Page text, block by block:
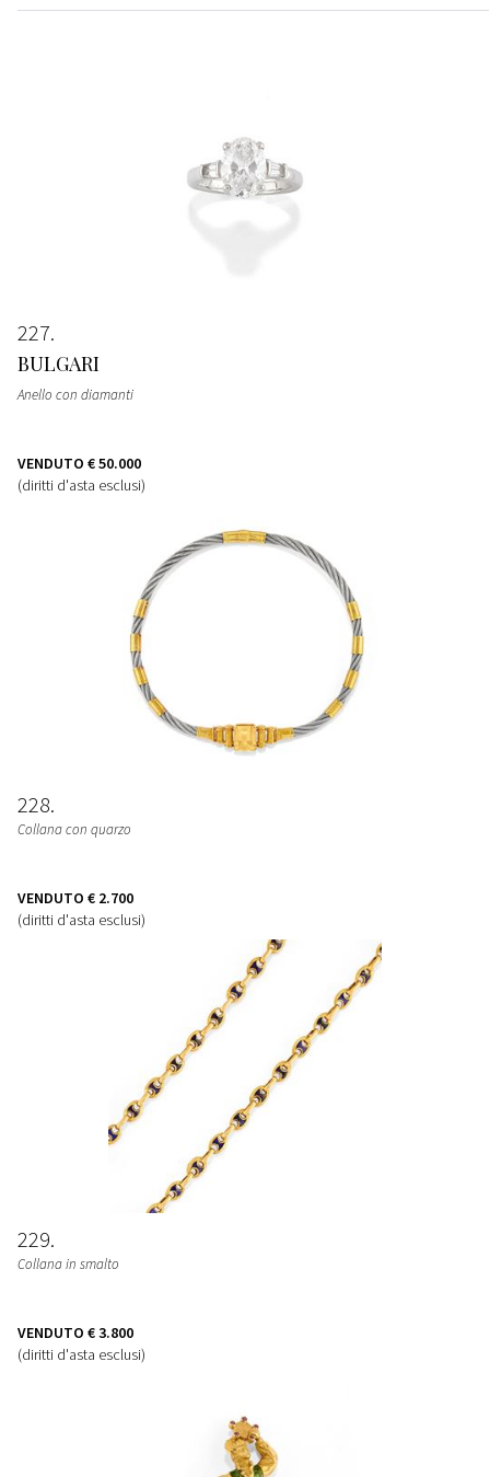
227
BULGARI
Anello con diamanti
VENDUTO € 50.000
(diritti d'asta esclusi)
228
Collana con quarzo
VENDUTO € 2.700
(diritti d'asta esclusi)
229
Collana in smalto
VENDUTO € 3.800
(diritti d'asta esclusi)